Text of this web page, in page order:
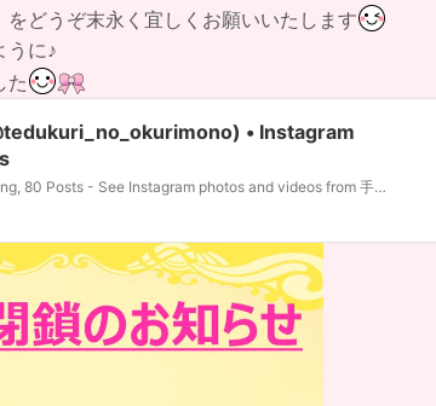
をどうぞ末永く宜しくお願いいたします
うに♪
た
• Instagram
220 Followers, 0 Following, 80 Posts - See Instagram photos and videos from 手づくりの贈物 (@tedukuri_no_okurimono)